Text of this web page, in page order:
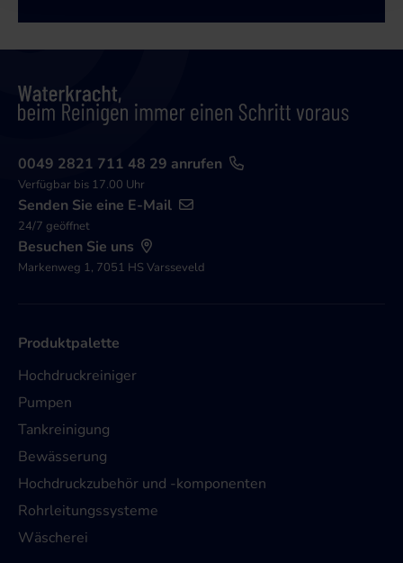
0049 2821 711 48 29 anrufen
Verfügbar bis 17.00 Uhr
Senden Sie eine E-Mail
24/7 geöffnet
Besuchen Sie uns
Markenweg 1, 7051 HS Varsseveld
Produktpalette
Hochdruckreiniger
Pumpen
Tankreinigung
Bewässerung
Hochdruckzubehör und -komponenten
Rohrleitungssysteme
Wäscherei